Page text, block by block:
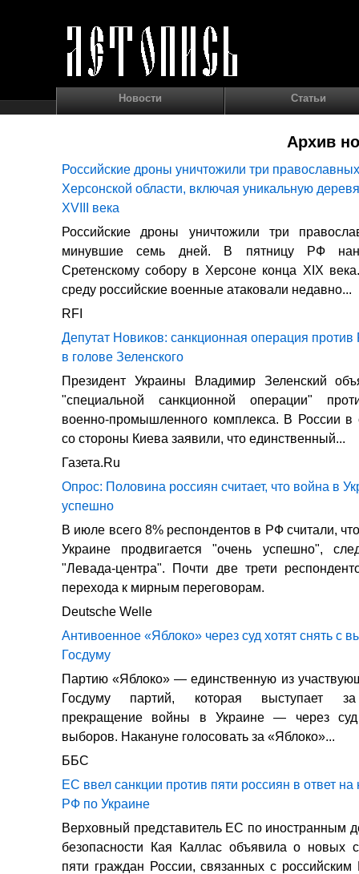
Новости Статьи
Архив
Российские дроны уничтожили три
Херсонской области, включая уникальную
XVIII века
Российские дроны уничтожили три
минувшие семь дней. В пятницу РФ
Сретенскому собору в Херсоне конца XIX
среду российские военные атаковали недавно...
RFI
Депутат Новиков: санкционная операция против
в голове Зеленского
Президент Украины Владимир Зеленский
"специальной санкционной операции"
военно-промышленного комплекса. В России в
со стороны Киева заявили, что единственный...
Газета.Ru
Опрос: Половина россиян считает, что война в
успешно
В июле всего 8% респондентов в РФ считали,
Украине продвигается "очень успешно",
"Левада-центра". Почти две трети
перехода к мирным переговорам.
Deutsche Welle
Антивоенное «Яблоко» через суд хотят снять с
Госдуму
Партию «Яблоко» — единственную из
Госдуму партий, которая выступает
прекращение войны в Украине — через
выборов. Накануне голосовать за «Яблоко»...
ББС
ЕС ввел санкции против пяти россиян в ответ
РФ по Украине
Верховный представитель ЕС по иностранным
безопасности Кая Каллас объявила о новых
пяти граждан России, связанных с